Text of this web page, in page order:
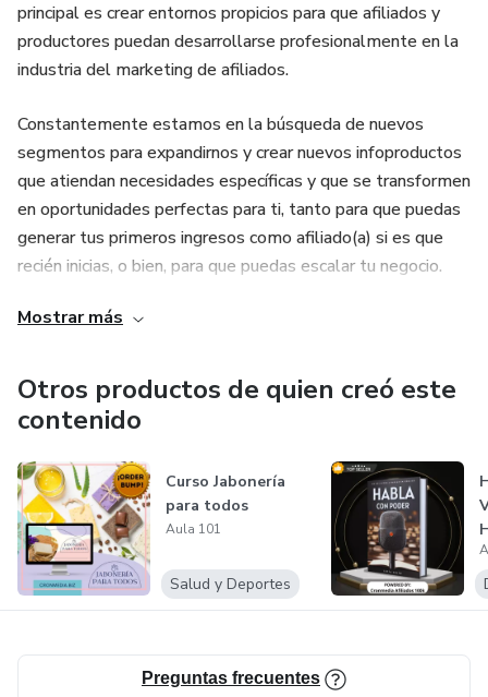
principal es crear entornos propicios para que afiliados y
productores puedan desarrollarse profesionalmente en la
industria del marketing de afiliados.
Constantemente estamos en la búsqueda de nuevos
segmentos para expandirnos y crear nuevos infoproductos
que atiendan necesidades específicas y que se transformen
en oportunidades perfectas para ti, tanto para que puedas
generar tus primeros ingresos como afiliado(a) si es que
recién inicias, o bien, para que puedas escalar tu negocio.
Mostrar más
Otros productos de quien creó este
contenido
Curso Jabonería
para todos
Aula 101
Salud y Deportes
Preguntas frecuentes